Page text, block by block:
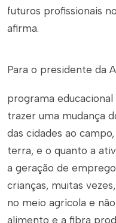
futuros profissionais
afirma.
Para o presidente da
programa
trazer uma mudança
das cidades ao
terra, e o quanto a
a geração de
crianças, muitas
no meio agrícola e
alimento e a fibra